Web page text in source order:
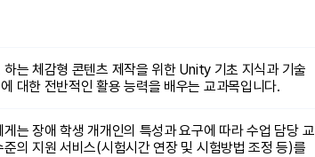
는 체감형 콘텐츠 제작을 위한 Unity 기초 지식과 기술
대한 전반적인 활용 능력을 배우는 교과목입니다.
는 장애 학생 개개인의 특성과 요구에 따라 수업 담당 교
의 지원 서비스(시험시간 연장 및 시험방법 조정 등)를